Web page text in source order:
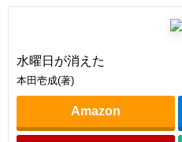
水曜日が消えた
本田壱成(著)
Amazon